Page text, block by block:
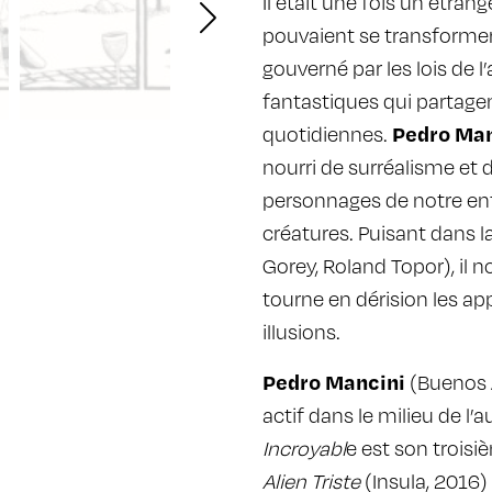
pouvaient se
gouverné par les lois de
fantastiques qui
quotidiennes. Pedro
nourri de surréalisme et
personnages de notre
créatures. Puisant dans
Gorey, Roland Topor), il
tourne en dérision les
illusions.
Pedro Mancini
actif dans le milieu de
Incroyable est son
Alien Triste(Insula,